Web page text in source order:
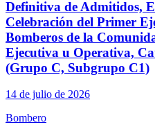
Definitiva de Admitidos,
Celebración del Primer
Bomberos de la
Ejecutiva u Operativa,
(Grupo C, Subgrupo C1)
14 de julio de 2026
Bombero